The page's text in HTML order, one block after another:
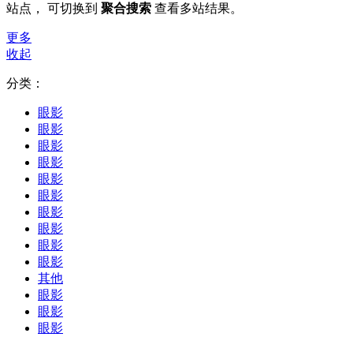
站点， 可切换到 聚合搜索 查看多站结果。
更多
收起
分类：
眼影
眼影
眼影
眼影
眼影
眼影
眼影
眼影
眼影
眼影
其他
眼影
眼影
眼影